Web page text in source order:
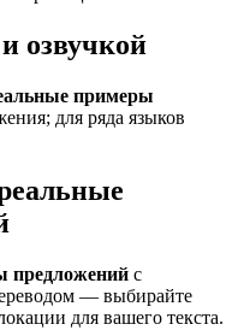
озвучкой
примеры
для ряда языков
предложений с
— выбирайте
для вашего текста.